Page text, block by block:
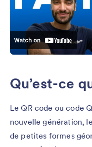
Qu’est-ce
Le QR code ou code
nouvelle génération,
de petites formes